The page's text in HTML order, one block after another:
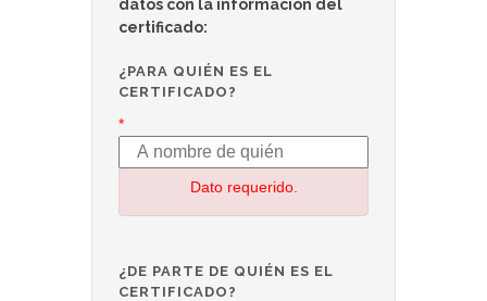
datos con la información del
certificado:
¿PARA QUIÉN ES EL
CERTIFICADO?
*
Dato requerido.
¿DE PARTE DE QUIÉN ES EL
CERTIFICADO?